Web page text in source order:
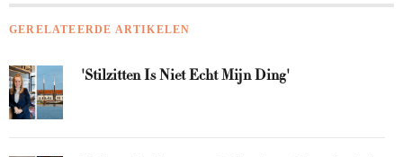
GERELATEERDE ARTIKELEN
'Stilzitten Is Niet Echt Mijn Ding'